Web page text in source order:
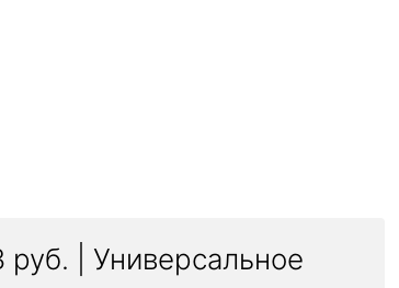
руб. | Универсальное